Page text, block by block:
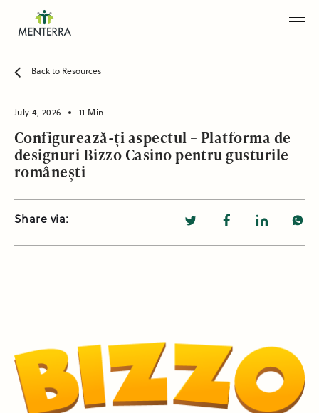
Back to Resources
July 4, 2026 11 Min
Configurează-ți aspectul – Platforma de
designuri Bizzo Casino pentru gusturile
românești
Share via: